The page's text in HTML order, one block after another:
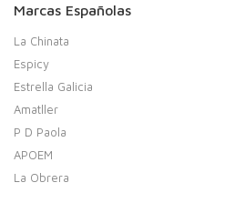
Marcas Españolas
La Chinata
Espicy
Estrella Galicia
Amatller
P D Paola
APOEM
La Obrera